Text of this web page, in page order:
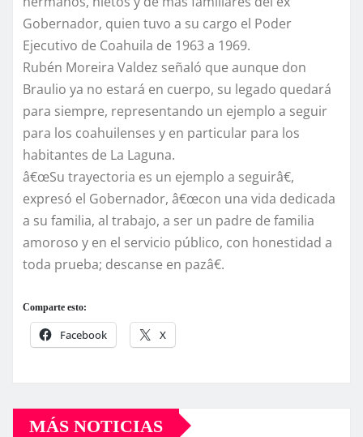
Gobernador, quien tuvo a su cargo el Poder
Ejecutivo de Coahuila de 1963 a 1969.
Rubén Moreira Valdez señaló que aunque don
Braulio ya no estará en cuerpo, su legado quedará
para siempre, representando un ejemplo a seguir
para los coahuilenses y en particular para los
habitantes de La Laguna.
â€œSu trayectoria es un ejemplo a seguirâ€,
expresó el Gobernador, â€œcon una vida dedicada
a su familia, al trabajo, a ser un padre de familia
amoroso y en el servicio público, con honestidad a
toda prueba; descanse en pazâ€.
Comparte esto:
Facebook X
MÁS NOTICIAS